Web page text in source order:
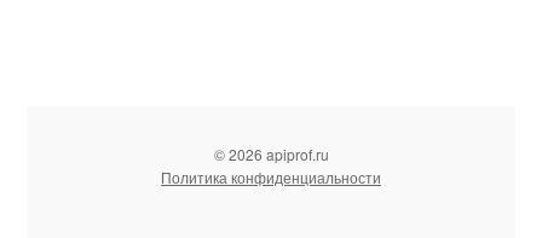
© 2026 apiprof.ru
Политика конфиденциальности